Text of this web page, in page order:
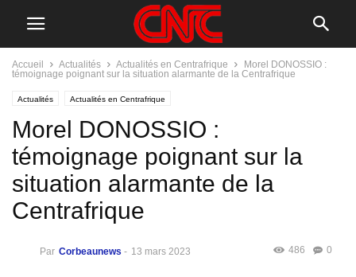
Accueil Actualités Actualités en Centrafrique
Morel DONOSSIO :
témoignage poignant sur la situation alarmante de la Centrafrique
Actualités Actualités en Centrafrique
Morel DONOSSIO :
témoignage poignant sur la
situation alarmante de la
Centrafrique
Par Corbeaunews - 13 mars 2023 0
486